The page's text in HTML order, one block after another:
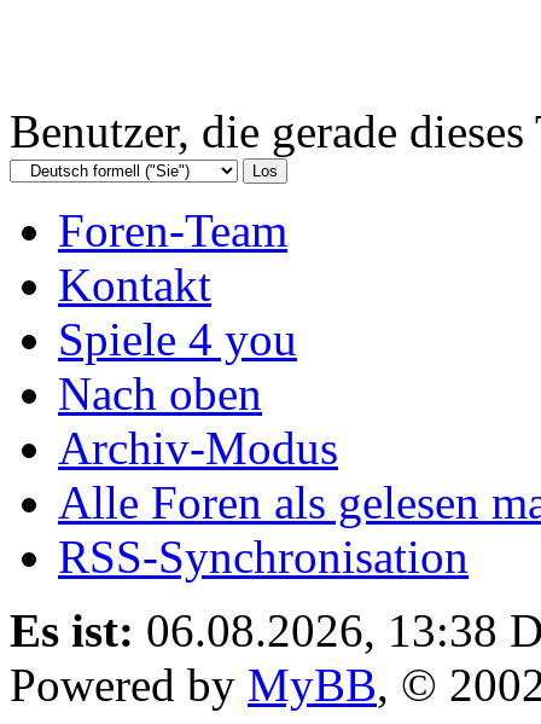
Benutzer, die gerade
Foren-Team
Kontakt
Spiele 4 you
Nach oben
Archiv-Modus
Alle Foren als gelesen
RSS-Synchronisation
Es ist: 06.08.2026, 13:38
Powered by MyBB, ©